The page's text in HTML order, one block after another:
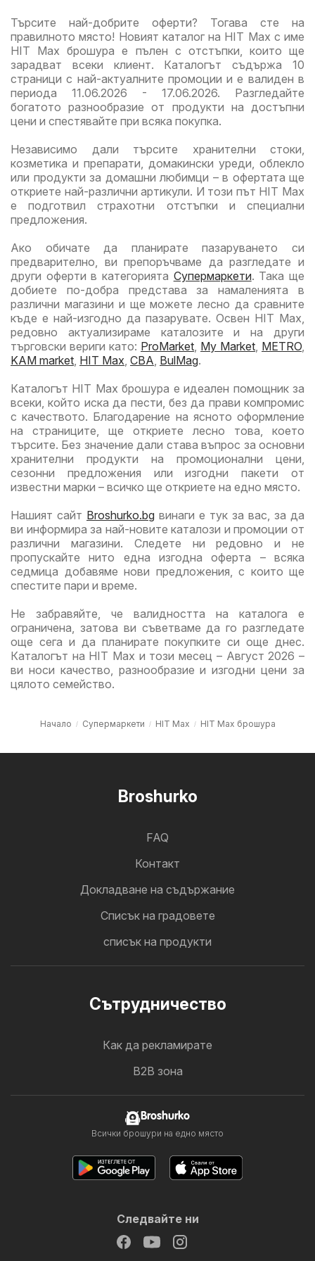
Търсите най-добрите оферти? Тогава сте на
правилното място! Новият каталог на HIT Max с име
HIT Max брошура е пълен с отстъпки, които ще
зарадват всеки клиент. Каталогът съдържа 10
страници с най-актуалните промоции и е валиден в
периода 11.06.2026 - 17.06.2026. Разгледайте
богатото разнообразие от продукти на достъпни
цени и спестявайте при всяка покупка.
Независимо дали търсите хранителни стоки,
козметика и препарати, домакински уреди, облекло
или продукти за домашни любимци – в офертата ще
откриете най-различни артикули. И този път HIT Max
е подготвил страхотни отстъпки и специални
предложения.
Ако обичате да планирате пазаруването си
предварително, ви препоръчваме да разгледате и
други оферти в категорията Супермаркети. Така ще
добиете по-добра представа за намаленията в
различни магазини и ще можете лесно да сравните
къде е най-изгодно да пазарувате. Освен HIT Max,
редовно актуализираме каталозите и на други
търговски вериги като: ProMarket My Market METRO
KAM market HIT Max CBA BulMag.
Каталогът HIT Max брошура е идеален помощник за
всеки, който иска да пести, без да прави компромис
с качеството. Благодарение на ясното оформление
на страниците, ще откриете лесно това, което
търсите. Без значение дали става въпрос за основни
хранителни продукти на промоционални цени,
сезонни предложения или изгодни пакети от
известни марки – всичко ще откриете на едно място.
Нашият сайт Broshurko.bg винаги е тук за вас, за да
ви информира за най-новите каталози и промоции от
различни магазини. Следете ни редовно и не
пропускайте нито една изгодна оферта – всяка
седмица добавяме нови предложения, с които ще
спестите пари и време.
Не забравяйте, че валидността на каталога е
ограничена, затова ви съветваме да го разгледате
още сега и да планирате покупките си още днес.
Каталогът на HIT Max и този месец – Август 2026 –
ви носи качество, разнообразие и изгодни цени за
цялото семейство.
Начало Супермаркети HIT Max HIT Max брошура
Broshurko
FAQ
Контакт
Докладване на съдържание
Cписък на градовете
списък на продукти
Cътрудничество
Как да рекламирате
B2B зона
Broshurko
Всички брошури на едно място
Следвайте ни